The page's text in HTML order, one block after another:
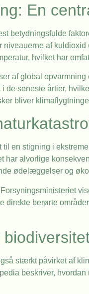
En
betydningsfulde
niveauerne af
hvilket har
af global
de seneste årtier,
bliver
til en stigning i
har alvorlige
ødelæggelser og
direkte berørte
stærkt påvirket af
beskriver,